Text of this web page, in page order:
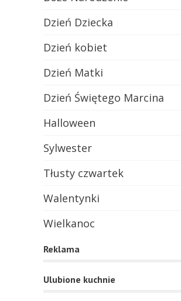
Dzień Dziecka
Dzień kobiet
Dzień Matki
Dzień Świętego Marcina
Halloween
Sylwester
Tłusty czwartek
Walentynki
Wielkanoc
Reklama
Ulubione kuchnie